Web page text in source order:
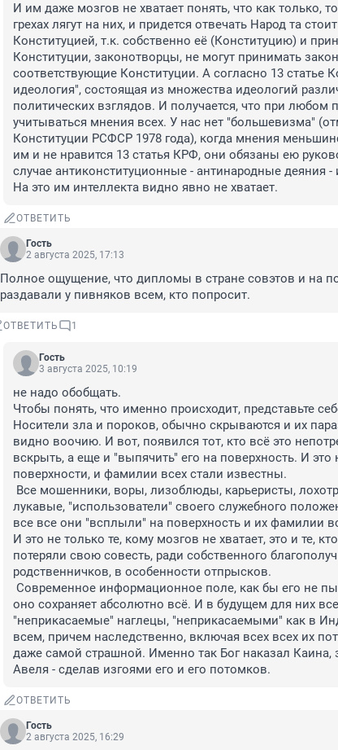
И им даже мозгов не хватает понять, что как только,
грехах лягут на них, и придется отвечать Народ та
Конституцией, т.к. собственно её (Конституцию) и
Конституции, законотворцы, не могут принимать
соответствующие Конституции. А согласно 13 статье
идеология", состоящая из множества идеологий
политических взглядов. И получается, что при
учитываться мнения всех. У нас нет "большевизма"
Конституции РСФСР 1978 года), когда мнения
им и не нравится 13 статья КРФ, они обязаны ею
случае антиконституционные - антинародные деяния
На это им интеллекта видно явно не хватает.
ОТВЕТИТЬ
Гость
2 августа 2025, 17:13
Полное ощущение, что дипломы в стране совэтов и на
раздавали у пивняков всем, кто попросит.
ОТВЕТИТЬ 1
Гость
3 августа 2025, 10:19
не надо обобщать.
Чтобы понять, что именно происходит, представьте
Носители зла и пороков, обычно скрываются и их
видно воочию. И вот, появился тот, кто всё это
вскрыть, а еще и "выпячить" его на поверхность. И это
поверхности, и фамилии всех стали известны.
лукавые, "использователи" своего служебного
все все они "всплыли" на поверхность и их фамилии
И это не только те, кому мозгов не хватает, это и те,
потеряли свою совесть, ради собственного
родственничков, в особенности отпрысков.
оно сохраняет абсолютно всё. И в будущем для них
"неприкасаемые" наглецы, "неприкасаемыми" как в
всем, причем наследственно, включая всех всех их
даже самой страшной. Именно так Бог наказал Каина,
Авеля - сделав изгоями его и его потомков.
ОТВЕТИТЬ
Гость
2 августа 2025, 16:29